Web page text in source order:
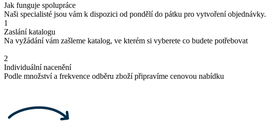
Jak funguje spolupráce
Naši specialisté jsou vám k dispozici od pondělí do pátku pro vytvoření objednávky.
1
Zaslání katalogu
Na vyžádání vám zašleme katalog, ve kterém si vyberete co budete potřebovat
2
Individuální nacenění
Podle množství a frekvence odběru zboží připravíme cenovou nabídku